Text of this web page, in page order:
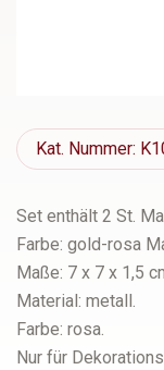
Kat. Nummer:
Set enthält 2 St.
Farbe: gold-rosa
Maße: 7 x 7 x 1,5
Material: metall.
Farbe: rosa.
Nur für